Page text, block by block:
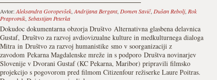
Avtor:Aleksandra Goropevšek, Andrijana Bergant, Domen Savič, Dušan Rebolj, Rok
Praprotnik, Sebastijan Peterka
Dokudoc dokumentarna obzorja Društvo Alternativna glasbena delavnica
Gustaf, Društvo za razvoj avdiovizualne kulture in medkulturnega dialoga
Mitra in Društvo za razvoj humanistike smo v soorganizaciji z
zavodom Pekarna Magdalenske mreže in s podporo Društva novinarjev
Slovenije v Dvorani Gustaf (KC Pekarna, Maribor) pripravili filmsko
projekcijo s pogovorom pred filmom Citizenfour režiserke Laure Poitras.